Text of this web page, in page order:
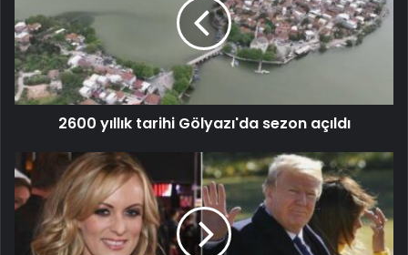
2600 yıllık tarihi Gölyazı'da sezon açıldı